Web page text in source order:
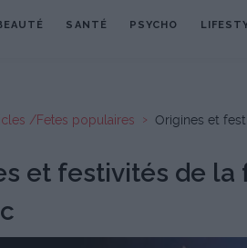
SANTÉ PSYCHO
/Fetes populaires Origines et
et festivités de la